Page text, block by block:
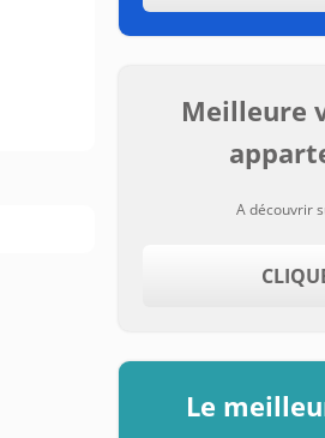
Meilleure
A découvrir
Le